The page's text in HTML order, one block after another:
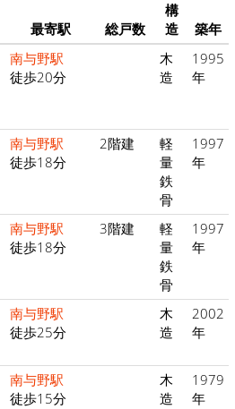
最寄駅 総戸数
構
造
築年
南与野駅
徒歩20分
木
造
1995
年
南与野駅
徒歩18分
2階建
軽
量
鉄
骨
1997
年
南与野駅
徒歩18分
3階建
軽
量
鉄
骨
1997
年
南与野駅
徒歩25分
木
造
2002
年
南与野駅
徒歩15分
木
造
1979
年